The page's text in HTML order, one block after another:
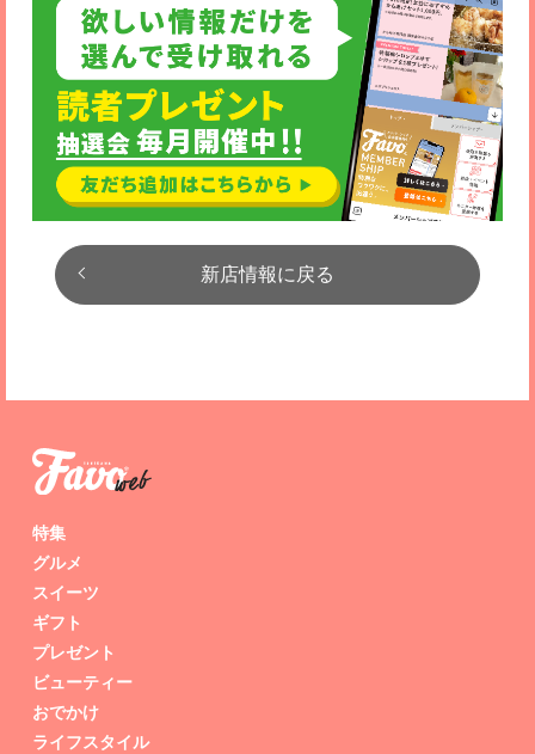
新店情報に戻る
特集
グルメ
スイーツ
ギフト
プレゼント
ビューティー
おでかけ
ライフスタイル